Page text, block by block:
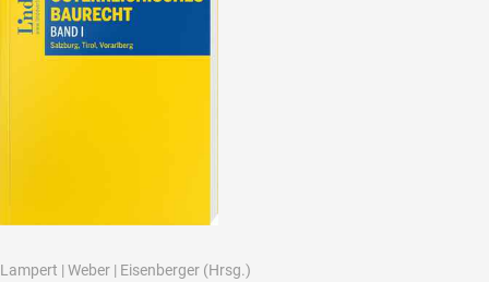
Lampert | Weber | Eisenberger (Hrsg.)